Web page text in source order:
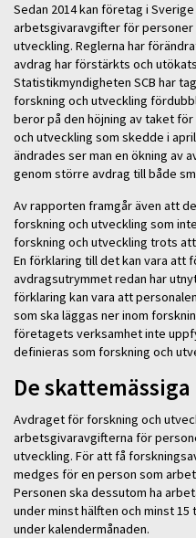
Sedan 2014 kan företag i
arbetsgivaravgifter för
utveckling. Reglerna har
avdrag har förstärkts och
Statistikmyndigheten SCB har
forskning och utveckling
beror på den höjning av taket
och utveckling som skedde i
ändrades ser man en ökning av
genom större avdrag till både
Av rapporten framgår även att
forskning och utveckling som
forskning och utveckling trots
En förklaring till det kan vara att
avdragsutrymmet redan har
förklaring kan vara att
som ska läggas ner inom
företagets verksamhet inte
definieras som forskning och
De
Avdraget för forskning och
arbetsgivaravgifterna för
utveckling. För att få
medges för en person som
Personen ska dessutom ha
under minst hälften och minst
under kalendermånaden.